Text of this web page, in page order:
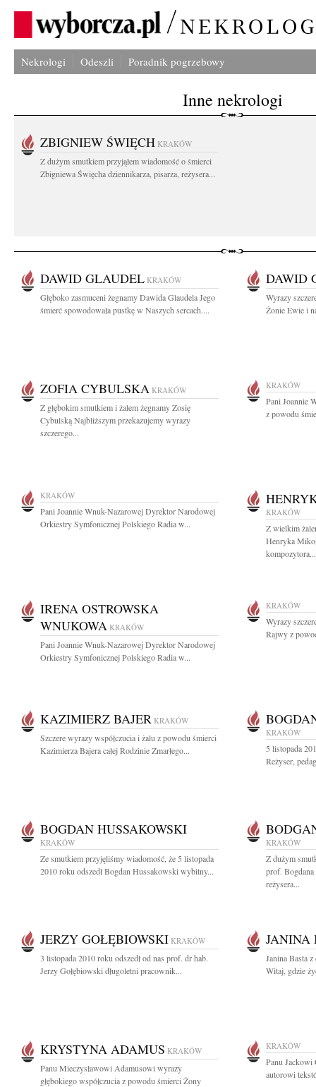
Nekrologi Odeszli Poradnik pogrzebowy
Inne nekrologi
ZBIGNIEW ŚWIĘCH KRAKÓW
Z dużym smutkiem przyjąłem wiadomość o śmierci
Zbigniewa Święcha dziennikarza, pisarza, reżysera...
DAWID GLAUDEL KRAKÓW
Głęboko zasmuceni żegnamy Dawida Glaudela Jego
śmierć spowodowała pustkę w Naszych sercach....
DAWID
Wyrazy
Żonie Ewie i
ZOFIA CYBULSKA KRAKÓW
Z głębokim smutkiem i żalem żegnamy Zosię
Cybulską Najbliższym przekazujemy wyrazy
szczerego...
KRAKÓW
Pani Joannie
z powodu
KRAKÓW
Pani Joannie Wnuk-Nazarowej Dyrektor Narodowej
Orkiestry Symfonicznej Polskiego Radia w...
KRAKÓW
Z wielkim
Henryka
kompozytora...
IRENA OSTROWSKA
WNUKOWA KRAKÓW
Pani Joannie Wnuk-Nazarowej Dyrektor Narodowej
Orkiestry Symfonicznej Polskiego Radia w...
KRAKÓW
Wyrazy
Rajwy z
KAZIMIERZ BAJER KRAKÓW
Szczere wyrazy współczucia i żalu z powodu śmierci
Kazimierza Bajera całej Rodzinie Zmarłego...
KRAKÓW
5 listopada
Reżyser,
BOGDAN HUSSAKOWSKI
KRAKÓW
Ze smutkiem przyjęliśmy wiadomość, że 5 listopada
2010 roku odszedł Bogdan Hussakowski wybitny...
KRAKÓW
Z dużym
prof.
reżysera...
JERZY GOŁĘBIOWSKI KRAKÓW
3 listopada 2010 roku odszedł od nas prof. dr hab.
Jerzy Gołębiowski długoletni pracownik...
JANINA
Janina Basta
Witaj, gdzie
KRYSTYNA ADAMUS KRAKÓW
Panu Mieczysławowi Adamusowi wyrazy
głębokiego współczucia z powodu śmierci Żony
KRAKÓW
Panu Jackowi
autorowi